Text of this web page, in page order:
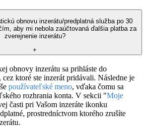
obnovu inzerátu/predplatná služba po 30
aby mi nebola zaúčtovaná ďalšia platba za
zverejnenie inzerátu?
+
obnovy inzerátu sa prihláste do
ktoré ste inzerát pridávali. Následne je
používateľské meno, vďaka čomu sa
rozhrania konta. V sekcii "Moje
časti pri Vašom inzeráte ikonku
prostredníctvom ktorého zrušíte